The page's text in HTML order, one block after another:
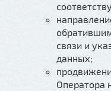
связи и
данных;
Оператора